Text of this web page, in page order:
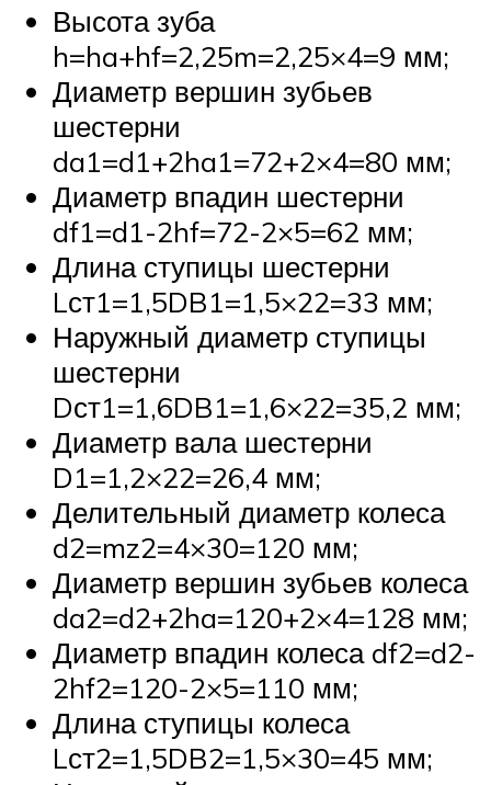
Высота зуба
h=ha+hf=2,25m=2,25×4=9 мм;
Диаметр вершин зубьев
шестерни
da1=d1+2ha1=72+2×4=80 мм;
Диаметр впадин шестерни
df1=d1-2hf=72-2×5=62 мм;
Длина ступицы шестерни
Lст1=1,5DB1=1,5×22=33 мм;
Наружный диаметр ступицы
шестерни
Dст1=1,6DB1=1,6×22=35,2 мм;
Диаметр вала шестерни
D1=1,2×22=26,4 мм;
Делительный диаметр колеса
d2=mz2=4×30=120 мм;
Диаметр вершин зубьев колеса
da2=d2+2ha=120+2×4=128 мм;
Диаметр впадин колеса df2=d2-
2hf2=120-2×5=110 мм;
Длина ступицы колеса
Lст2=1,5DB2=1,5×30=45 мм;